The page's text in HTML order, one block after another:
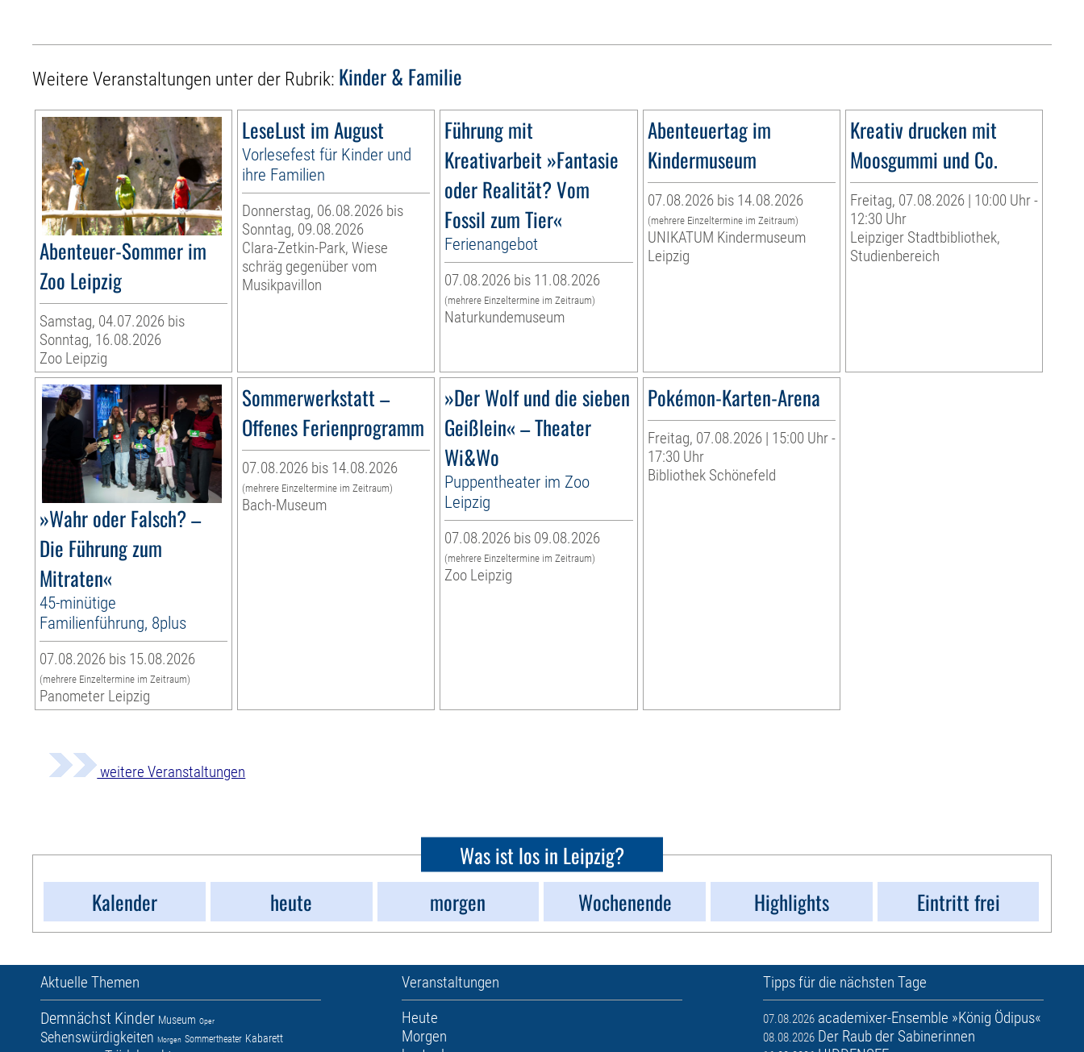
Weitere Veranstaltungen unter der Rubrik: Kinder & Familie
Abenteuer-Sommer im
Zoo Leipzig
Samstag, 04.07.2026 bis
Sonntag, 16.08.2026
Zoo Leipzig
LeseLust im August
Vorlesefest für Kinder und
ihre Familien
Donnerstag, 06.08.2026 bis
Sonntag, 09.08.2026
Clara-Zetkin-Park, Wiese
schräg gegenüber vom
Musikpavillon
Führung mit
Kreativarbeit »Fantasie
oder Realität? Vom
Fossil zum Tier«
Ferienangebot
07.08.2026 bis 11.08.2026
(mehrere Einzeltermine im Zeitraum)
Naturkundemuseum
Abenteuertag im
Kindermuseum
07.08.2026 bis 14.08.2026
(mehrere Einzeltermine im Zeitraum)
UNIKATUM Kindermuseum
Leipzig
Kreativ drucken mit
Moosgummi und Co.
Freitag, 07.08.2026 | 10:00 Uhr -
12:30 Uhr
Leipziger Stadtbibliothek,
Studienbereich
»Wahr oder Falsch? –
Die Führung zum
Mitraten«
45-minütige
Familienführung, 8plus
07.08.2026 bis 15.08.2026
(mehrere Einzeltermine im Zeitraum)
Panometer Leipzig
Sommerwerkstatt –
Offenes Ferienprogramm
07.08.2026 bis 14.08.2026
(mehrere Einzeltermine im Zeitraum)
Bach-Museum
»Der Wolf und die sieben
Geißlein« – Theater
Wi&Wo
Puppentheater im Zoo
Leipzig
07.08.2026 bis 09.08.2026
(mehrere Einzeltermine im Zeitraum)
Zoo Leipzig
Pokémon-Karten-Arena
Freitag, 07.08.2026 | 15:00 Uhr -
17:30 Uhr
Bibliothek Schönefeld
weitere Veranstaltungen
Was ist los in Leipzig?
Kalender
heute morgen Wochenende Highlights Eintritt frei
Aktuelle Themen
Demnächst Kinder Museum Oper
Sehenswürdigkeiten Morgen Sommertheater Kabarett
Veranstaltungen
Heute
Morgen
Tipps für die nächsten Tage
07.08.2026 academixer-Ensemble »König Ödipus«
08.08.2026 Der Raub der Sabinerinnen